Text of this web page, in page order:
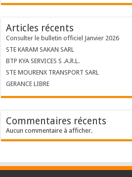
Articles récents
Consulter le bulletin officiel Janvier 2026
STE KARAM SAKAN SARL
BTP KYA SERVICES S .A.R.L.
STE MOURENX TRANSPORT SARL
GERANCE LIBRE
Commentaires récents
Aucun commentaire à afficher.